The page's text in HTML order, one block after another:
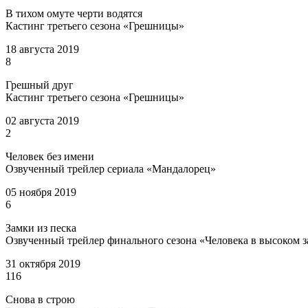
В тихом омуте черти водятся
Кастинг третьего сезона «Грешницы»
18 августа 2019
8
Грешный друг
Кастинг третьего сезона «Грешницы»
02 августа 2019
2
Человек без имени
Озвученный трейлер сериала «Мандалорец»
05 ноября 2019
6
Замки из песка
Озвученный трейлер финального сезона «Человека в высоком
31 октября 2019
116
Снова в строю